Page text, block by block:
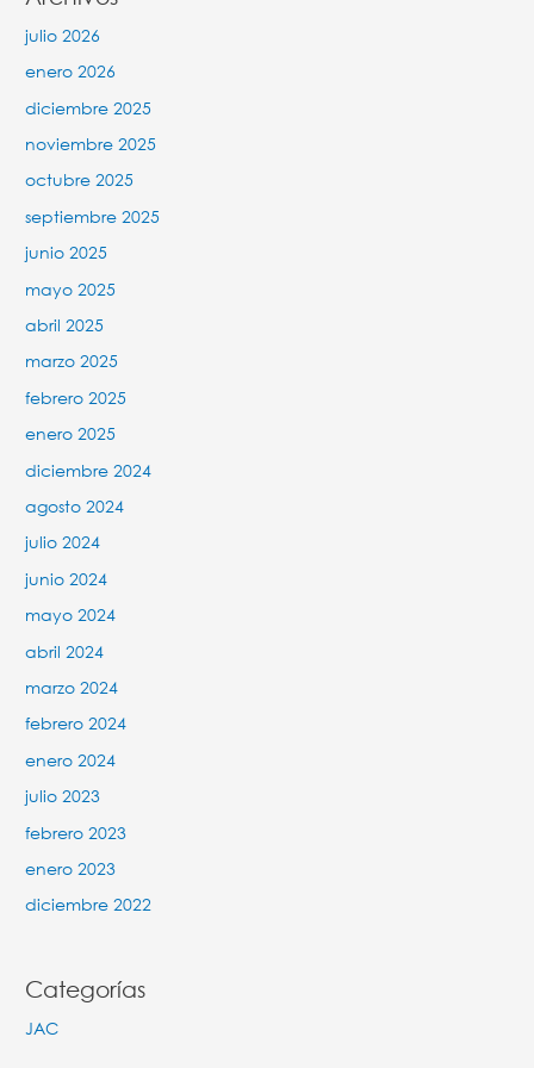
julio 2026
enero 2026
diciembre 2025
noviembre 2025
octubre 2025
septiembre 2025
junio 2025
mayo 2025
abril 2025
marzo 2025
febrero 2025
enero 2025
diciembre 2024
agosto 2024
julio 2024
junio 2024
mayo 2024
abril 2024
marzo 2024
febrero 2024
enero 2024
julio 2023
febrero 2023
enero 2023
diciembre 2022
Categorías
JAC